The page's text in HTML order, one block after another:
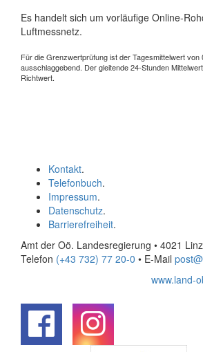
Es handelt sich um vorläufige Online-
Luftmessnetz.
Für die Grenzwertprüfung ist der Tagesmittelwert von
ausschlaggebend. Der gleitende 24-Stunden
Richtwert.
Kontakt.
Telefonbuch.
Impressum.
Datenschutz.
Barrierefreiheit.
Amt der Oö. Landesregierung • 4021
Telefon (+43 732) 77 20-0 • E-Mail
www.land-